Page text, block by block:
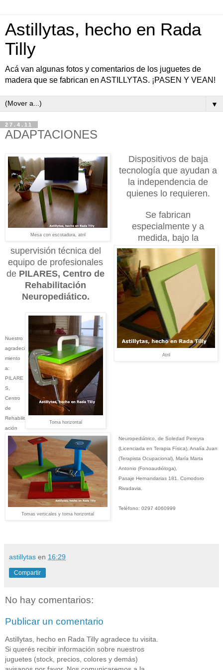
Astillytas, hecho en Rada
Tilly
Acá van algunas fotos y comentarios de los juguetes de
madera que se fabrican en ASTILLYTAS. ¡PASEN Y VEAN!
▼
27.4.11
ADAPTACIONES
Mesa con escotadura, atril
Atril
Dispositivos de baja
tecnología que ayudan a
la independencia de
quienes lo requieren.
Se fabrican
especialmente y a
medida, bajo la
supervisión técnica del
equipo de profesionales
de PILARES, Centro de
Rehabilitación
Neuropediático.
Toma horizontal
Tomas verticales y toma horizontal
Nuestro
agradeci
miento
a:
PILARE
S,
Centro
de
Rehabilit
ación
Neuropediátrico, de Soledad Pereyra
(Licenciada en Terapia Física), Analía Juan
(Terapista Ocupacional), María Marta
Antonio (Fonoaudióloga),
Pasaje Hernandarias 181. Comodoro
Rivadavia.
Teléfono: 0297 4060999
astillytas en 16:29
Compartir
No hay comentarios:
Publicar un comentario
Astillytas, hecho en Rada Tilly agradece tu visita.
Si querés recibir información sobre nuestros
juguetes (stock, precios, colores y demás)